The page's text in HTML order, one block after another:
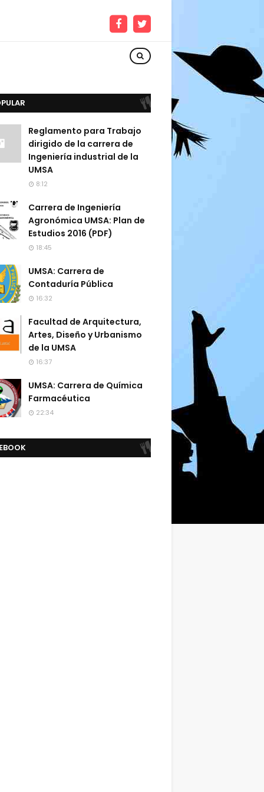
Reglamento para Trabajo
dirigido de la carrera de
Ingeniería industrial de la
UMSA
8:12
Carrera de Ingeniería
Agronómica UMSA: Plan de
Estudios 2016 (PDF)
18:45
UMSA: Carrera de
Contaduría Pública
16:32
Facultad de Arquitectura,
Artes, Diseño y Urbanismo
de la UMSA
16:37
UMSA: Carrera de Química
Farmacéutica
22:34